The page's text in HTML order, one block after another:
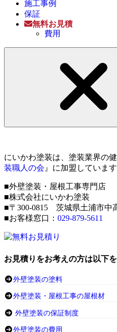
施工事例
保証
無料お見積
費用
にいかわ塗装は、塗装業界の
装職人の会 』に加盟しています
■外壁塗装・屋根工事専門店
■株式会社にいかわ塗装
■〒300-0815 茨城県土浦市中
■お客様窓口： 029-879-5611
お見積りをお考えの方は以下
外壁塗装の塗料
外壁塗装・屋根工事の屋根材
外壁塗装の保証制度
外壁塗装の費用